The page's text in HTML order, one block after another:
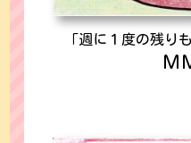
「週に１度の残り
Ｍ